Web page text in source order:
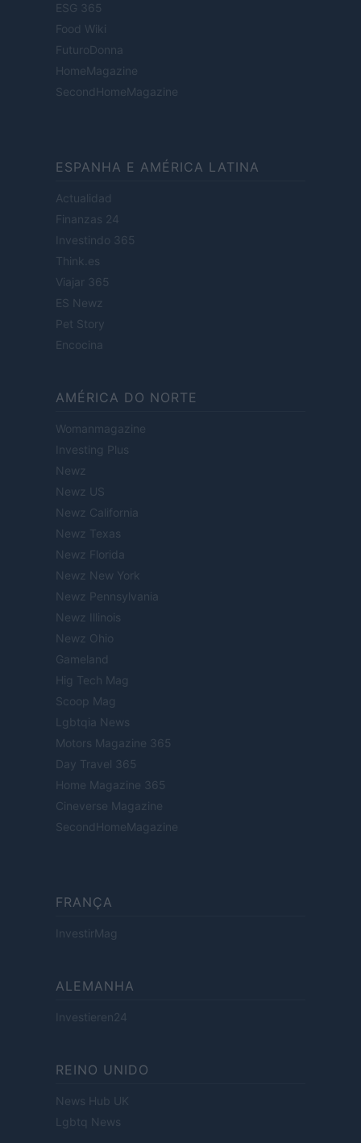
ESG 365
Food Wiki
FuturoDonna
HomeMagazine
SecondHomeMagazine
ESPANHA E AMÉRICA LATINA
Actualidad
Finanzas 24
Investindo 365
Think.es
Viajar 365
ES Newz
Pet Story
Encocina
AMÉRICA DO NORTE
Womanmagazine
Investing Plus
Newz
Newz US
Newz California
Newz Texas
Newz Florida
Newz New York
Newz Pennsylvania
Newz Illinois
Newz Ohio
Gameland
Hig Tech Mag
Scoop Mag
Lgbtqia News
Motors Magazine 365
Day Travel 365
Home Magazine 365
Cineverse Magazine
SecondHomeMagazine
FRANÇA
InvestirMag
ALEMANHA
Investieren24
REINO UNIDO
News Hub UK
Lgbtq News